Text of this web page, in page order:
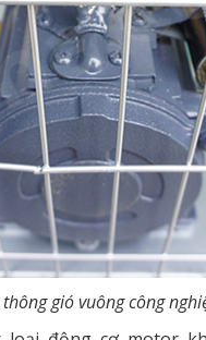
gió vuông công